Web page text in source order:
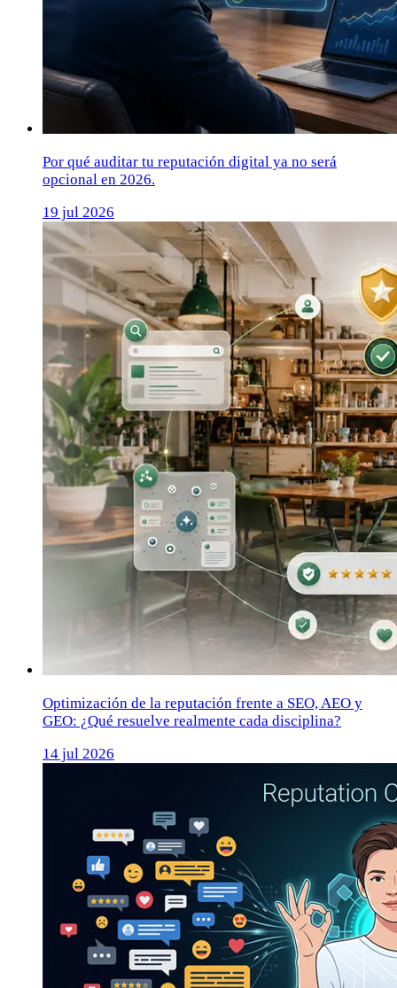
Por qué auditar tu reputación digital ya no será
opcional en 2026.
19 jul 2026
Optimización de la reputación frente a SEO, AEO y
GEO: ¿Qué resuelve realmente cada disciplina?
14 jul 2026